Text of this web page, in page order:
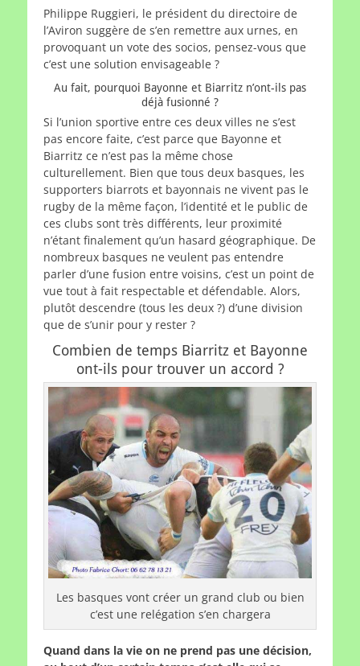
Philippe Ruggieri, le président du directoire de
l’Aviron suggère de s’en remettre aux urnes, en
provoquant un vote des socios, pensez-vous que
c’est une solution envisageable ?
Au fait, pourquoi Bayonne et Biarritz n’ont-ils pas
déjà fusionné ?
Si l’union sportive entre ces deux villes ne s’est
pas encore faite, c’est parce que Bayonne et
Biarritz ce n’est pas la même chose
culturellement. Bien que tous deux basques, les
supporters biarrots et bayonnais ne vivent pas le
rugby de la même façon, l’identité et le public de
ces clubs sont très différents, leur proximité
n’étant finalement qu’un hasard géographique. De
nombreux basques ne veulent pas entendre
parler d’une fusion entre voisins, c’est un point de
vue tout à fait respectable et défendable. Alors,
plutôt descendre (tous les deux ?) d’une division
que de s’unir pour y rester ?
Combien de temps Biarritz et Bayonne
ont-ils pour trouver un accord ?
Les basques vont créer un grand club ou bien
c’est une relégation s’en chargera
Quand dans la vie on ne prend pas une décision,